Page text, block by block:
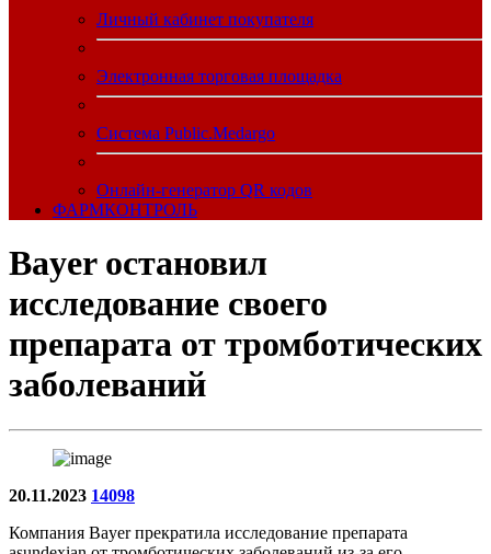
Личный кабинет покупателя
Электронная торговая площадка
Система Public.Medargo
Онлайн-генератор QR кодов
ФАРМКОНТРОЛЬ
Bayer остановил
исследование своего
препарата от тромботических
заболеваний
20.11.2023 14098
Компания Bayer прекратила исследование препарата